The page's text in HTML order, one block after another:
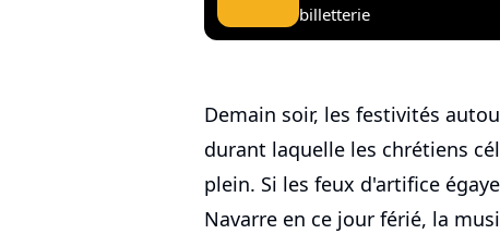
billetterie
Demain soir, les festivités
durant laquelle les chrétiens
plein. Si les feux d'artifice
Navarre en ce jour férié, la